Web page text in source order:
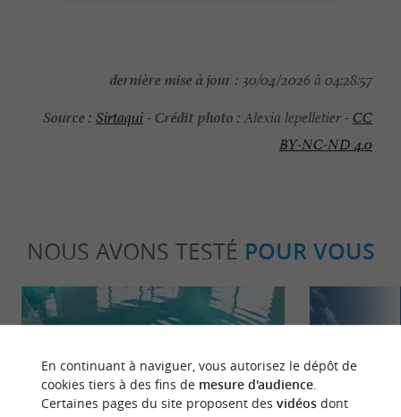
dernière mise à jour : 30/04/2026 à 04:28:57
Source : Sirtaqui-Crédit photo :Alexia lepelletier -CC
BY-NC-ND 4.0
NOUS AVONS TESTÉ POUR VOUS
En continuant à naviguer, vous autorisez le dépôt de
cookies tiers à des fins de mesure d'audience.
Certaines pages du site proposent des vidéosdont